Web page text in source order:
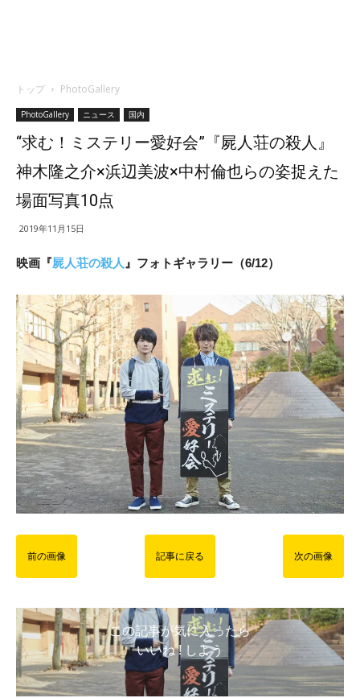
トップ PhotoGallery
PhotoGallery ニュース 国内
“求む！ミステリー愛好会”『屍人荘の殺人』
神木隆之介×浜辺美波×中村倫也らの姿捉えた
場面写真10点
2019年11月15日
映画『屍人荘の殺人 』フォトギャラリー（6/12）
前の画像 記事に戻る 次の画像
この記事が気に入ったら
いいね ! しよう